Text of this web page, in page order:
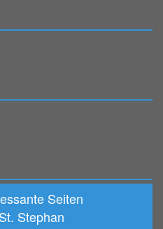
Seiten
Stephan